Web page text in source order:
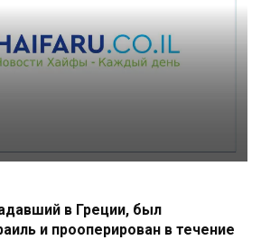
в Греции, был
и прооперирован в течение